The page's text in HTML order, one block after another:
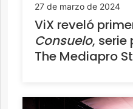
27 de marzo de 2024
ViX reveló
Consuelo,
The Mediapro